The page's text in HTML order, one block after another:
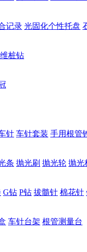
记录 光固化个性托盘
桩钻
针 车针套装 手用根管
条 抛光刷 抛光轮 抛光
G钻 P钻 拔髓针 棉花针
车针台架 根管测量台